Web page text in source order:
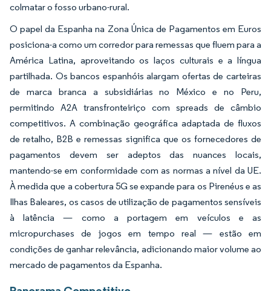
colmatar o fosso urbano-rural.
O papel da Espanha na Zona Única de Pagamentos em Euros
posiciona-a como um corredor para remessas que fluem para a
América Latina, aproveitando os laços culturais e a língua
partilhada. Os bancos espanhóis alargam ofertas de carteiras
de marca branca a subsidiárias no México e no Peru,
permitindo A2A transfronteiriço com spreads de câmbio
competitivos. A combinação geográfica adaptada de fluxos
de retalho, B2B e remessas significa que os fornecedores de
pagamentos devem ser adeptos das nuances locais,
mantendo-se em conformidade com as normas a nível da UE.
À medida que a cobertura 5G se expande para os Pirenéus e as
Ilhas Baleares, os casos de utilização de pagamentos sensíveis
à latência — como a portagem em veículos e as
micropurchases de jogos em tempo real — estão em
condições de ganhar relevância, adicionando maior volume ao
mercado de pagamentos da Espanha.